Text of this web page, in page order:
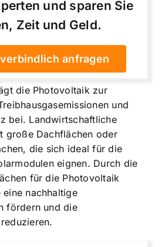
und sparen Sie
Zeit und Geld.
anfragen
die Photovoltaik zur
und
bei. Landwirtschaftliche
große Dachflächen oder
die sich ideal für die
eignen. Durch die
für die Photovoltaik
nachhaltige
fördern und die